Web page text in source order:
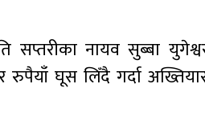
सप्तरीका नायव सुब्बा
रुपैयाँ घूस लिँदै गर्दा